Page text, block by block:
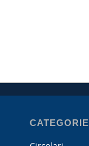
CATEGORIE